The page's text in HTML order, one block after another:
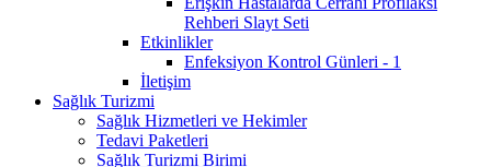
Rehberi Slayt Seti
Etkinlikler
Enfeksiyon Kontrol Günleri - 1
İletişim
Sağlık Turizmi
Sağlık Hizmetleri ve Hekimler
Tedavi Paketleri
Sağlık Turizmi Birimi